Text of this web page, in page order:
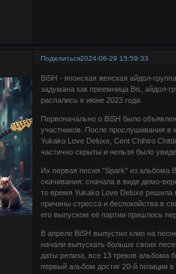
Поделиться2024-06-29 15:59:33
BiSH - японская женская айдол-
задумана как преемница Bis, айдол-
распались в июне 2023 года.
Первоначально о BiSH было
участников. После прослушивания в
Yukako Love Deluxe, Cent Chihiro
частично скрыты и нельзя было
Их первая песня "Spark" из альбома
скачивания: сначала в виде демо-
то время Yukako Love Deluxe решила
причины стресса и беспокойства в
его выпуском её партии пришлось
В апреле BiSH выпустил клип на
начали выпускать больше своих
даты релиза, все 13 треков альбома
первый альбом достиг 20-й позиции